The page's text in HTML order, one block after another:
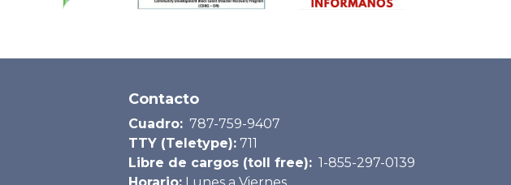
Contacto
Cuadro: 787-759-9407
TTY (Teletype): 711
Libre de cargos (toll free): 1-855-297-0139